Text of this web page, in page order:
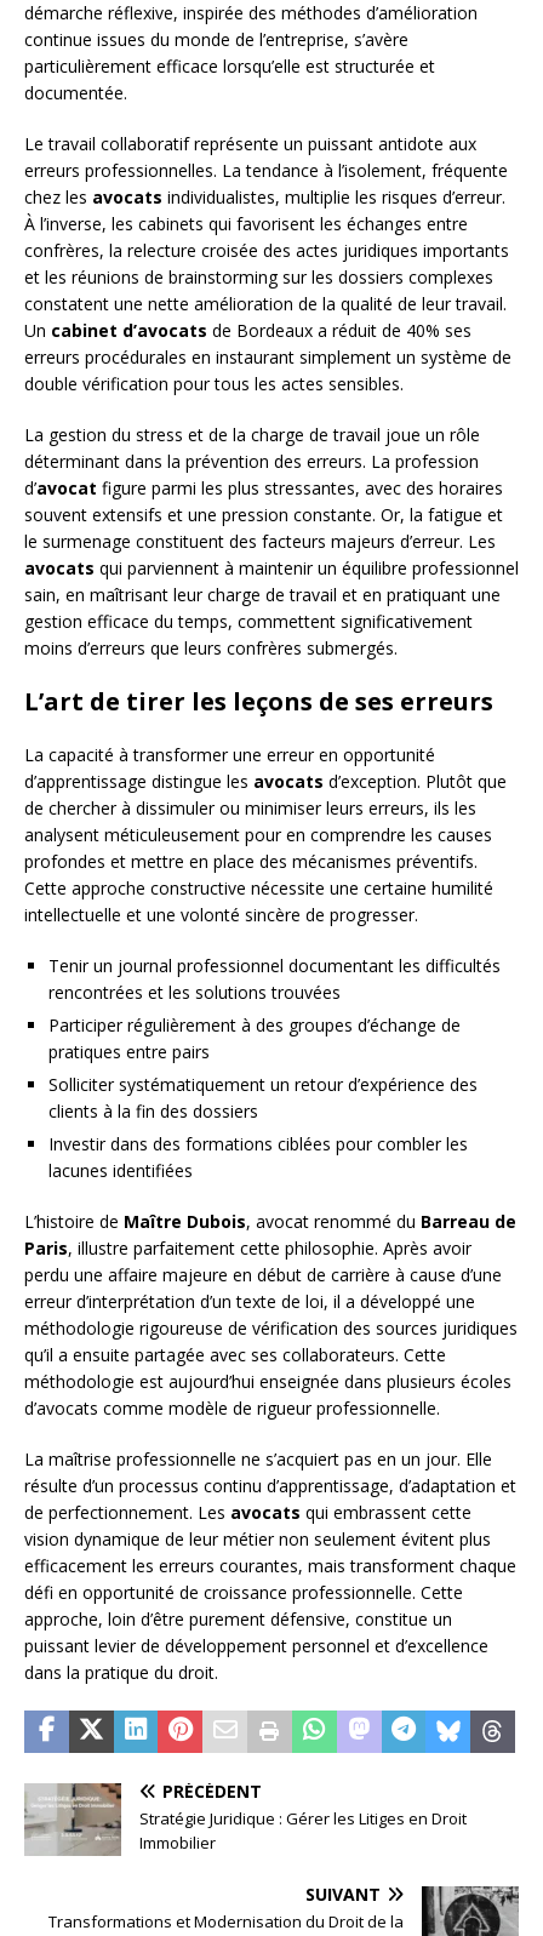
démarche réflexive, inspirée des méthodes d’amélioration
continue issues du monde de l’entreprise, s’avère
particulièrement efficace lorsqu’elle est structurée et
documentée.
Le travail collaboratif représente un puissant antidote aux
erreurs professionnelles. La tendance à l’isolement, fréquente
chez les avocats individualistes, multiplie les risques d’erreur.
À l’inverse, les cabinets qui favorisent les échanges entre
confrères, la relecture croisée des actes juridiques importants
et les réunions de brainstorming sur les dossiers complexes
constatent une nette amélioration de la qualité de leur travail.
Un cabinet d’avocats de Bordeaux a réduit de 40% ses
erreurs procédurales en instaurant simplement un système de
double vérification pour tous les actes sensibles.
La gestion du stress et de la charge de travail joue un rôle
déterminant dans la prévention des erreurs. La profession
d’avocat figure parmi les plus stressantes, avec des horaires
souvent extensifs et une pression constante. Or, la fatigue et
le surmenage constituent des facteurs majeurs d’erreur. Les
avocats qui parviennent à maintenir un équilibre professionnel
sain, en maîtrisant leur charge de travail et en pratiquant une
gestion efficace du temps, commettent significativement
moins d’erreurs que leurs confrères submergés.
L’art de tirer les leçons de ses erreurs
La capacité à transformer une erreur en opportunité
d’apprentissage distingue les avocats d’exception. Plutôt que
de chercher à dissimuler ou minimiser leurs erreurs, ils les
analysent méticuleusement pour en comprendre les causes
profondes et mettre en place des mécanismes préventifs.
Cette approche constructive nécessite une certaine humilité
intellectuelle et une volonté sincère de progresser.
Tenir un journal professionnel documentant les difficultés
rencontrées et les solutions trouvées
Participer régulièrement à des groupes d’échange de
pratiques entre pairs
Solliciter systématiquement un retour d’expérience des
clients à la fin des dossiers
Investir dans des formations ciblées pour combler les
lacunes identifiées
L’histoire de Maître Dubois, avocat renommé du Barreau de
Paris, illustre parfaitement cette philosophie. Après avoir
perdu une affaire majeure en début de carrière à cause d’une
erreur d’interprétation d’un texte de loi, il a développé une
méthodologie rigoureuse de vérification des sources juridiques
qu’il a ensuite partagée avec ses collaborateurs. Cette
méthodologie est aujourd’hui enseignée dans plusieurs écoles
d’avocats comme modèle de rigueur professionnelle.
La maîtrise professionnelle ne s’acquiert pas en un jour. Elle
résulte d’un processus continu d’apprentissage, d’adaptation et
de perfectionnement. Les avocats qui embrassent cette
vision dynamique de leur métier non seulement évitent plus
efficacement les erreurs courantes, mais transforment chaque
défi en opportunité de croissance professionnelle. Cette
approche, loin d’être purement défensive, constitue un
puissant levier de développement personnel et d’excellence
dans la pratique du droit.
PRÉCÉDENT
Stratégie Juridique : Gérer les Litiges en Droit
Immobilier
SUIVANT
Transformations et Modernisation du Droit de la